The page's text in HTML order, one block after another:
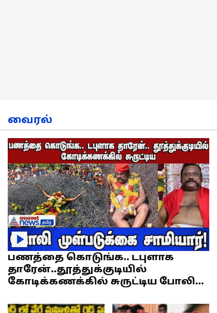
வைரல்
பணத்தை கொடுங்க.. டபுளாக
தாரேன்..தூத்துக்குடியில்
கோடிக்கணக்கில் சுருட்டிய போலி